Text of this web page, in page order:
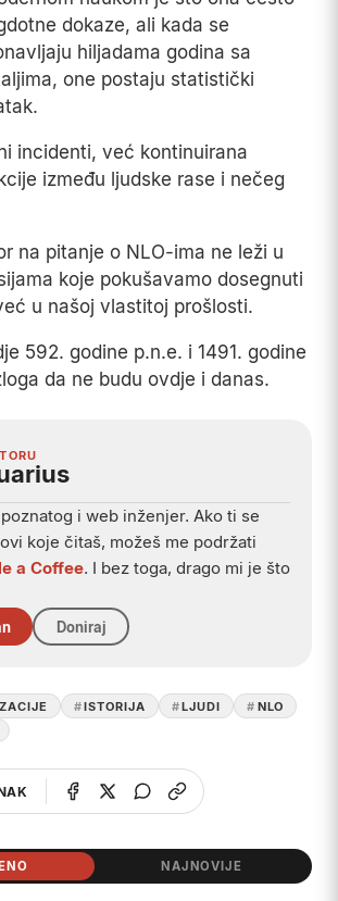
dokaze, ali kada se
hiljadama godina sa
one postaju statistički
incidenti, već kontinuirana
između ljudske rase i nečeg
na pitanje o NLO-ima ne leži u
koje pokušavamo dosegnuti
u našoj vlastitoj prošlosti.
592. godine p.n.e. i 1491. godine
da ne budu ovdje i danas.
i web inženjer. Ako ti se
koje čitaš, možeš me podržati
a Coffee. I bez toga, drago mi je što
Doniraj
ISTORIJA LJUDI
NLO
NAJNOVIJE